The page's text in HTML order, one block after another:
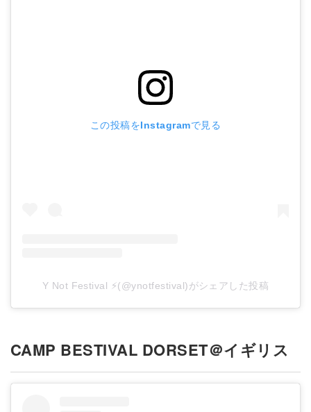
この投稿をInstagramで見る
Y Not Festival ⚡(@ynotfestival)がシェアした投稿
CAMP BESTIVAL DORSET＠イギリス